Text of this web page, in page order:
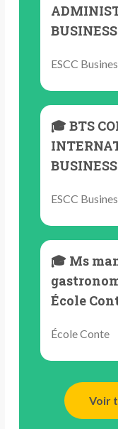
ESCC
🎓 BTS
ESCC
🎓 Ms
École
École Conte
Voir